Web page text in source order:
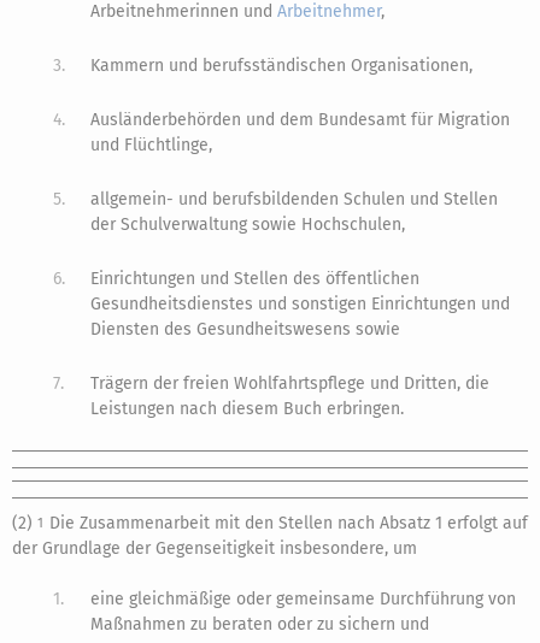
Arbeitnehmerinnen undArbeitnehmer,
3. Kammern und berufsständischen Organisationen,
4.
Ausländerbehörden und dem Bundesamt für Migration
und Flüchtlinge,
5.
allgemein- und berufsbildenden Schulen und Stellen
der Schulverwaltung sowie Hochschulen,
6.
Einrichtungen und Stellen des öffentlichen
Gesundheitsdienstes und sonstigen Einrichtungen und
Diensten des Gesundheitswesens sowie
7.
Trägern der freien Wohlfahrtspflege und Dritten, die
Leistungen nach diesem Buch erbringen.
(2) 1
Die Zusammenarbeit mit den Stellen nach Absatz 1 erfolgt auf
der Grundlage der Gegenseitigkeit insbesondere, um
1.
eine gleichmäßige oder gemeinsame Durchführung von
Maßnahmen zu beraten oder zu sichern und